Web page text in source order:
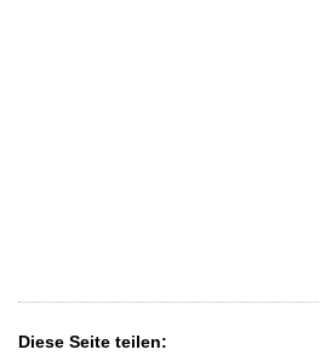
Diese Seite teilen: